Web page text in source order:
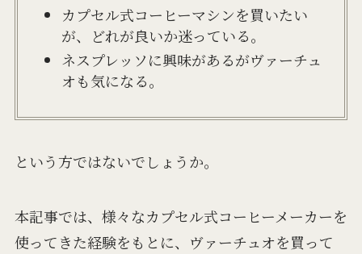
カプセル式コーヒーマシンを買いたい
が、どれが良いか迷っている。
ネスプレッソに興味があるがヴァーチュ
オも気になる。
という方ではないでしょうか。
本記事では、様々なカプセル式コーヒーメーカーを
使ってきた経験をもとに、ヴァーチュオを買って